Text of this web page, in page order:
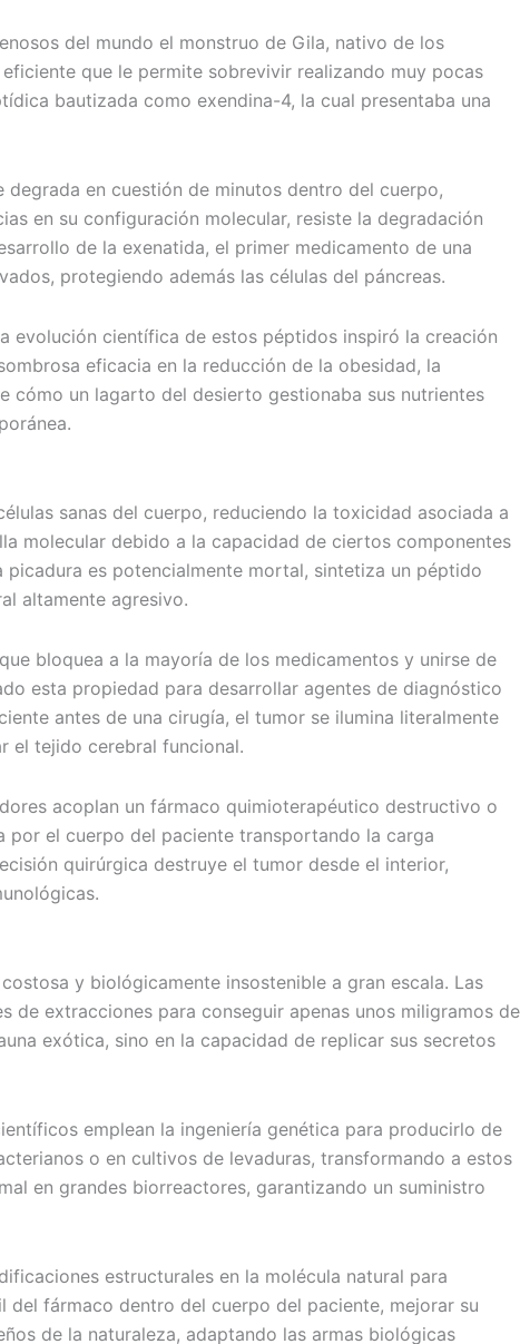
del mundo el monstruo de Gila, nativo de los
que le permite sobrevivir realizando muy pocas
bautizada como exendina-4, la cual presentaba una
degrada en cuestión de minutos dentro del cuerpo,
en su configuración molecular, resiste la degradación
de la exenatida, el primer medicamento de una
protegiendo además las células del páncreas.
evolución científica de estos péptidos inspiró la creación
eficacia en la reducción de la obesidad, la
cómo un lagarto del desierto gestionaba sus nutrientes
sanas del cuerpo, reduciendo la toxicidad asociada a
molecular debido a la capacidad de ciertos componentes
picadura es potencialmente mortal, sintetiza un péptido
altamente agresivo.
bloquea a la mayoría de los medicamentos y unirse de
esta propiedad para desarrollar agentes de diagnóstico
antes de una cirugía, el tumor se ilumina literalmente
el tejido cerebral funcional.
acoplan un fármaco quimioterapéutico destructivo o
el cuerpo del paciente transportando la carga
quirúrgica destruye el tumor desde el interior,
y biológicamente insostenible a gran escala. Las
de extracciones para conseguir apenas unos miligramos de
exótica, sino en la capacidad de replicar sus secretos
emplean la ingeniería genética para producirlo de
o en cultivos de levaduras, transformando a estos
en grandes biorreactores, garantizando un suministro
estructurales en la molécula natural para
fármaco dentro del cuerpo del paciente, mejorar su
de la naturaleza, adaptando las armas biológicas